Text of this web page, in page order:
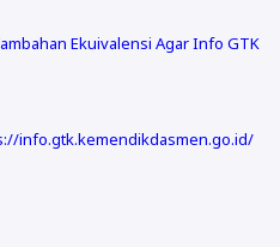
Ekuivalensi Agar Info GTK
info.gtk.kemendikdasmen.go.id/